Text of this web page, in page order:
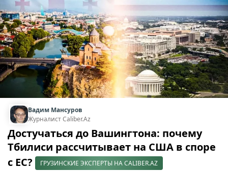
Вадим Мансуров
Журналист Caliber.Az
Достучаться до Вашингтона: почему
Тбилиси рассчитывает на США в споре
с ЕС?
ГРУЗИНСКИЕ ЭКСПЕРТЫ НА CALIBER.AZ